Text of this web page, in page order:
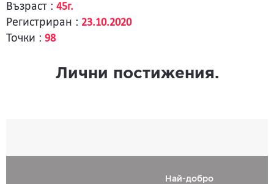
Възраст : 45г.
Регистриран : 23.10.2020
Точки : 98
Лични постижения.
Най-добро